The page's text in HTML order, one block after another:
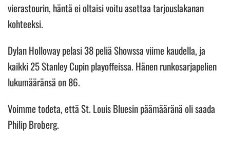
vierastourin, häntä ei oltaisi voitu asettaa tarjouslakanan
kohteeksi.
Dylan Holloway pelasi 38 peliä Showssa viime kaudella, ja
kaikki 25 Stanley Cupin playoffeissa. Hänen runkosarjapelien
lukumääränsä on 86.
Voimme todeta, että St. Louis Bluesin päämääränä oli saada
Philip Broberg.